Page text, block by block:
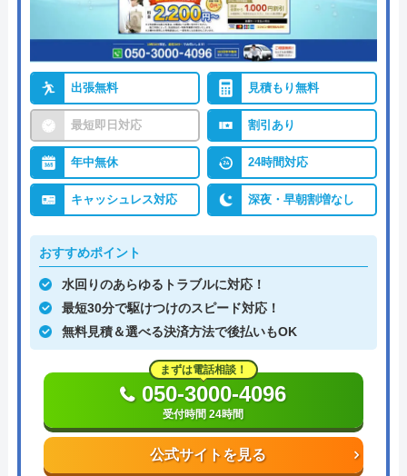
出張無料 見積もり無料
最短即日対応 割引あり
年中無休 24時間対応
キャッシュレス対応 深夜・早朝割増なし
おすすめポイント
水回りのあらゆるトラブルに対応！
最短30分で駆けつけのスピード対応！
無料見積＆選べる決済方法で後払いもOK
公式サイトを見る
まずは電話相談！
050-3000-4096
受付時間 24時間